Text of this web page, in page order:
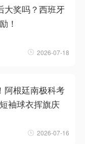
大奖吗？西班牙
！
2026-07-18
阿根廷南极科考
袖球衣挥旗庆
2026-07-16